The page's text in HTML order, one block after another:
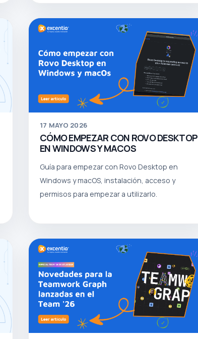
17 MAYO 2026
CÓMO EMPEZAR CON ROVO DESKTOP
EN WINDOWS Y MACOS
Guía para empezar con Rovo Desktop en
Windows y macOS, instalación, acceso y
permisos para empezar a utilizarlo.